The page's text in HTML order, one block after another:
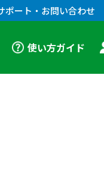
ポート・お問い合わせ
使い方ガイド